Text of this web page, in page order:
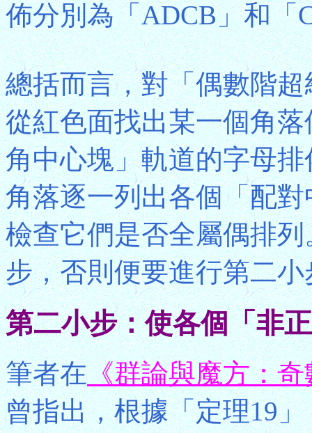
佈分別為「ADCB」和「
總括而言，對「偶數階
從紅色面找出某一個角
角中心塊」軌道的字母
角落逐一列出各個「配
檢查它們是否全屬偶排
步，否則便要進行第二小
第二小步：使各個「非
筆者在《群論與魔方：
曾指出，根據「定理19